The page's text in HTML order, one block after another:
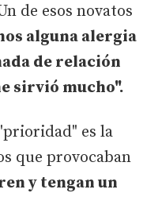
de esos novatos
alguna alergia
de relación
sirvió mucho".
es la
que provocaban
y tengan un